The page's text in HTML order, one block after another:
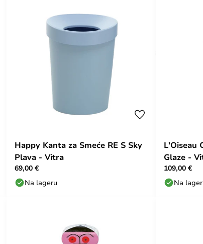
Happy Kanta za Smeće RE S Sky
Plava - Vitra
69,00 €
Na lageru
L'Oiseau
Glaze -
109,00 €
Na